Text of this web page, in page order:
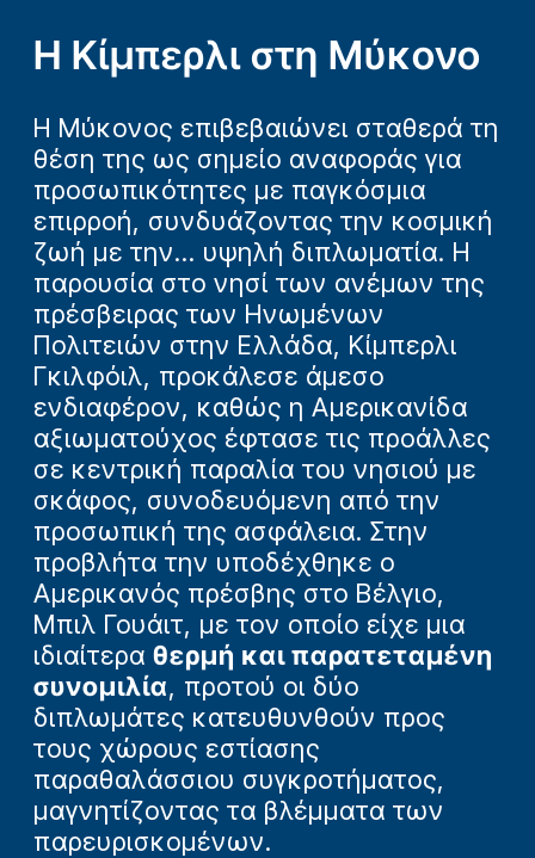
Η Κίμπερλι στη Μύκονο
Η Μύκονος επιβεβαιώνει σταθερά τη
θέση της ως σημείο αναφοράς για
προσωπικότητες με παγκόσμια
επιρροή, συνδυάζοντας την κοσμική
ζωή με την... υψηλή διπλωματία. Η
παρουσία στο νησί των ανέμων της
πρέσβειρας των Ηνωμένων
Πολιτειών στην Ελλάδα, Κίμπερλι
Γκιλφόιλ, προκάλεσε άμεσο
ενδιαφέρον, καθώς η Αμερικανίδα
αξιωματούχος έφτασε τις προάλλες
σε κεντρική παραλία του νησιού με
σκάφος, συνοδευόμενη από την
προσωπική της ασφάλεια. Στην
προβλήτα την υποδέχθηκε ο
Αμερικανός πρέσβης στο Βέλγιο,
Μπιλ Γουάιτ, με τον οποίο είχε μια
ιδιαίτερα θερμή και παρατεταμένη
συνομιλία, προτού οι δύο
διπλωμάτες κατευθυνθούν προς
τους χώρους εστίασης
παραθαλάσσιου συγκροτήματος,
μαγνητίζοντας τα βλέμματα των
παρευρισκομένων.